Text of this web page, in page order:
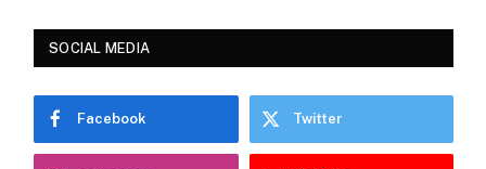
SOCIAL MEDIA
Facebook Twitter